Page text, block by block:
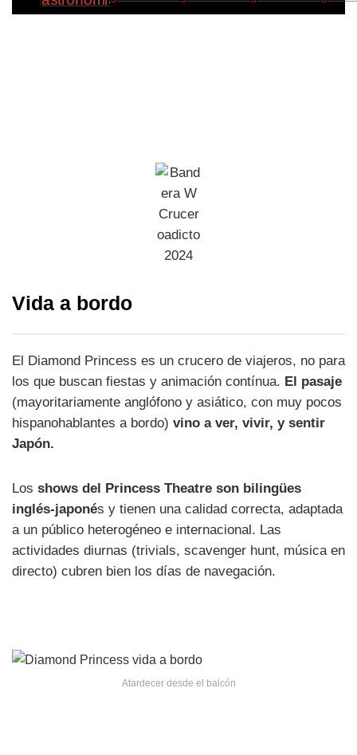
Vida a bordo
El Diamond Princess es un crucero de viajeros, no para
los que buscan fiestas y animación contínua. El pasaje
(mayoritariamente anglófono y asiático, con muy pocos
hispanohablantes a bordo) vino a ver, vivir, y sentir
Japón.
Los shows del Princess Theatre son bilingües
inglés-japonés y tienen una calidad correcta, adaptada
a un público heterogéneo e internacional. Las
actividades diurnas (trivials, scavenger hunt, música en
directo) cubren bien los días de navegación.
Atardecer desde el balcón